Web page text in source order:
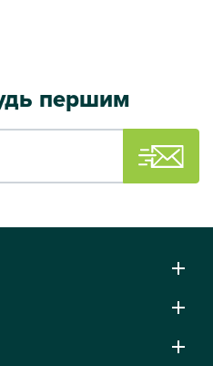
першим